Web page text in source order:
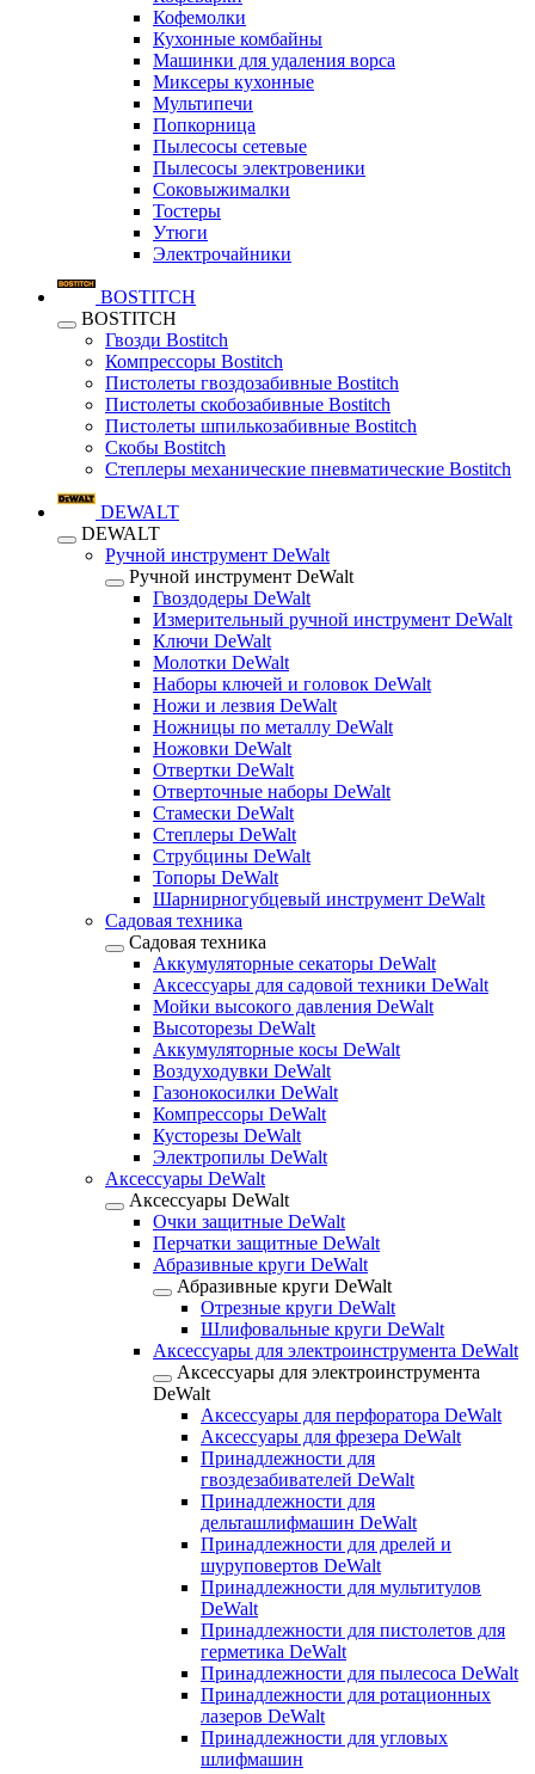
Кофемолки
Кухонные комбайны
Машинки для удаления ворса
Миксеры кухонные
Мультипечи
Попкорница
Пылесосы сетевые
Пылесосы электровеники
Соковыжималки
Тостеры
Утюги
Электрочайники
BOSTITCH
BOSTITCH
Гвозди Bostitch
Компрессоры Bostitch
Пистолеты гвоздозабивные Bostitch
Пистолеты скобозабивные Bostitch
Пистолеты шпилькозабивные Bostitch
Скобы Bostitch
Степлеры механические пневматические Bostitch
DEWALT
DEWALT
Ручной инструмент DeWalt
Ручной инструмент DeWalt
Гвоздодеры DeWalt
Измерительный ручной инструмент DeWalt
Ключи DeWalt
Молотки DeWalt
Наборы ключей и головок DeWalt
Ножи и лезвия DeWalt
Ножницы по металлу DeWalt
Ножовки DeWalt
Отвертки DeWalt
Отверточные наборы DeWalt
Стамески DeWalt
Степлеры DeWalt
Струбцины DeWalt
Топоры DeWalt
Шарнирногубцевый инструмент DeWalt
Садовая техника
Садовая техника
Аккумуляторные секаторы DeWalt
Аксессуары для садовой техники DeWalt
Мойки высокого давления DeWalt
Высоторезы DeWalt
Аккумуляторные косы DeWalt
Воздуходувки DeWalt
Газонокосилки DeWalt
Компрессоры DeWalt
Кусторезы DeWalt
Электропилы DeWalt
Аксессуары DeWalt
Аксессуары DeWalt
Очки защитные DeWalt
Перчатки защитные DeWalt
Абразивные круги DeWalt
Абразивные круги DeWalt
Отрезные круги DeWalt
Шлифовальные круги DeWalt
Аксессуары для электроинструмента DeWalt
Аксессуары для электроинструмента
DeWalt
Аксессуары для перфоратора DeWalt
Аксессуары для фрезера DeWalt
Принадлежности для
гвоздезабивателей DeWalt
Принадлежности для
дельташлифмашин DeWalt
Принадлежности для дрелей и
шуруповертов DeWalt
Принадлежности для мультитулов
DeWalt
Принадлежности для пистолетов для
герметика DeWalt
Принадлежности для пылесоса DeWalt
Принадлежности для ротационных
лазеров DeWalt
Принадлежности для угловых
шлифмашин